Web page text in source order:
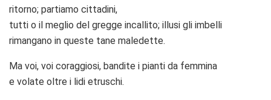
ritorno; partiamo cittadini,
tutti o il meglio del gregge incallito; illusi gli imbelli
rimangano in queste tane maledette.
Ma voi, voi coraggiosi, bandite i pianti da femmina
e volate oltre i lidi etruschi.